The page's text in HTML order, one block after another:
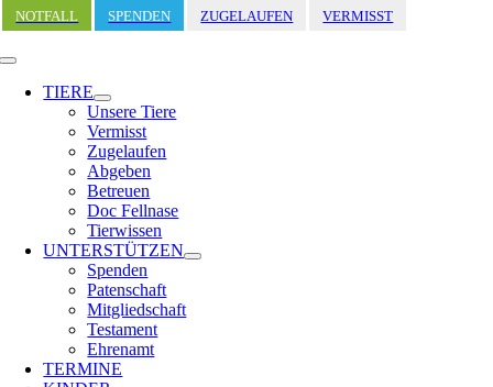
Zum
Inhalt
springen
NOTFALL SPENDEN ZUGELAUFEN VERMISST
Toggle
Navigation
TIERE
Unsere Tiere
Vermisst
Zugelaufen
Abgeben
Betreuen
Doc Fellnase
Tierwissen
UNTERSTÜTZEN
Spenden
Patenschaft
Mitgliedschaft
Testament
Ehrenamt
TERMINE